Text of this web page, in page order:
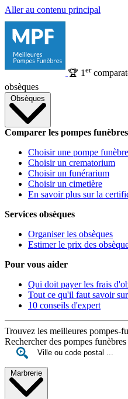
Aller au contenu principal
🏆 1 er
obsèques
Obsèques
Comparer les pompes funèbres
Choisir une pompe funèbre
Choisir un crematorium
Choisir un funérarium
Choisir un cimetière
En savoir plus sur la
Services obsèques
Organiser les obsèques
Estimer le prix des
Pour vous aider
Qui doit payer les frais
Tout ce qu'il faut savoir
10 conseils d'expert
Trouvez les meilleures pompes-
Rechercher des pompes
Marbrerie